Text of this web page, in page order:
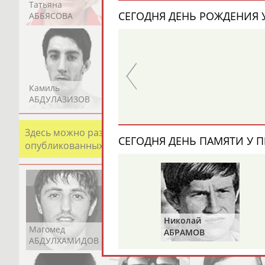
Татьяна
АББЯСОВА
Акжана
АБДИКАРИМОВА
Артур
АБДРАХМАНОВ
Камиль
АБДУЛАЗИЗОВ
Загалав
Здесь можно разместить информацию о хорошо
опубликованных записях. Страна должна знать
Магомед
АБДУЛХАМИДОВ
АБДУРАХМАНОВ
Адлан
АБДУРАШИДОВ
СЕГОДНЯ ДЕНЬ РОЖДЕНИЯ
Николай
АВИЛОВ
Анатолий
СЕГОДНЯ ДЕНЬ ПАМЯТИ У
Николай
АБРАМОВ